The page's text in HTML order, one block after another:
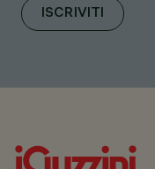
ISCRIVITI